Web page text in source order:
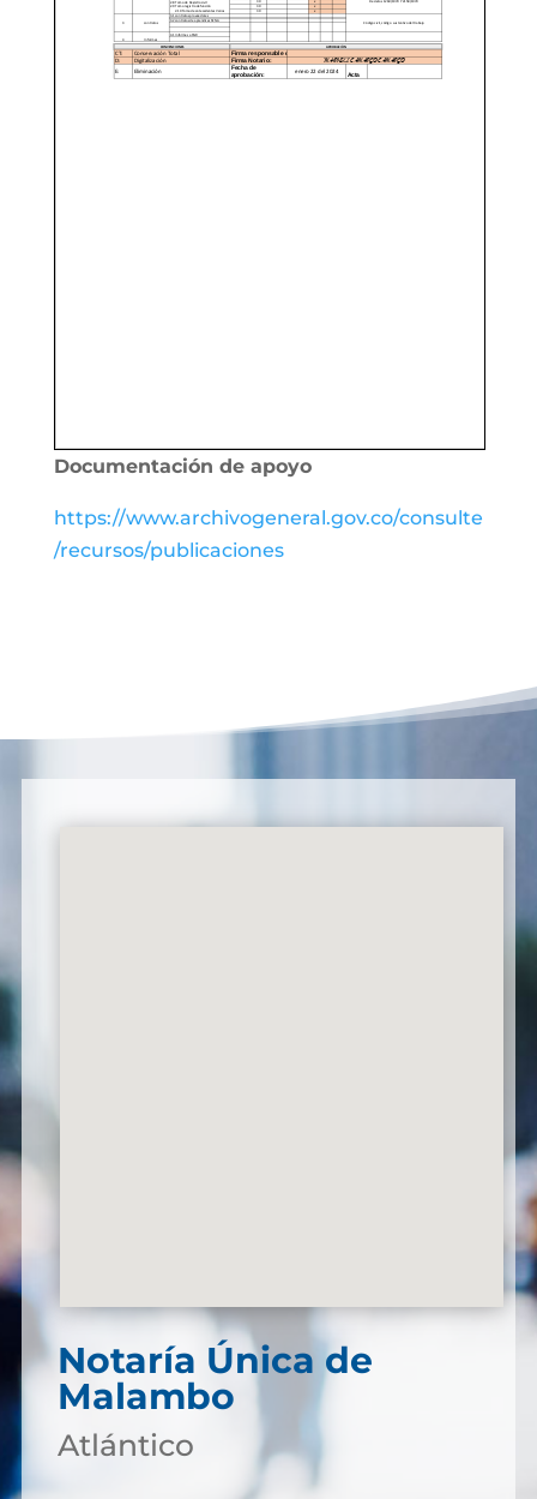
Documentación de apoyo
https://www.archivogeneral.gov.co/consulte
/recursos/publicaciones
Notaría Única de
Malambo
Atlántico